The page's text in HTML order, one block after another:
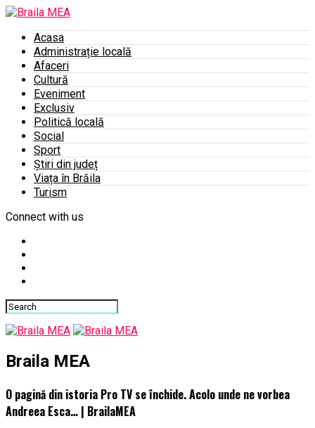
Acasa
Administrație locală
Afaceri
Cultură
Eveniment
Exclusiv
Politică locală
Social
Sport
Știri din județ
Viața în Brăila
Turism
Connect with us
Braila MEA
O pagină din istoria Pro TV se închide. Acolo unde ne vorbea
Andreea Esca… | BrailaMEA